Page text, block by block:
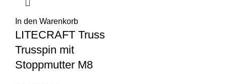
In den Warenkorb
LITECRAFT Truss
Trusspin mit
Stoppmutter M8